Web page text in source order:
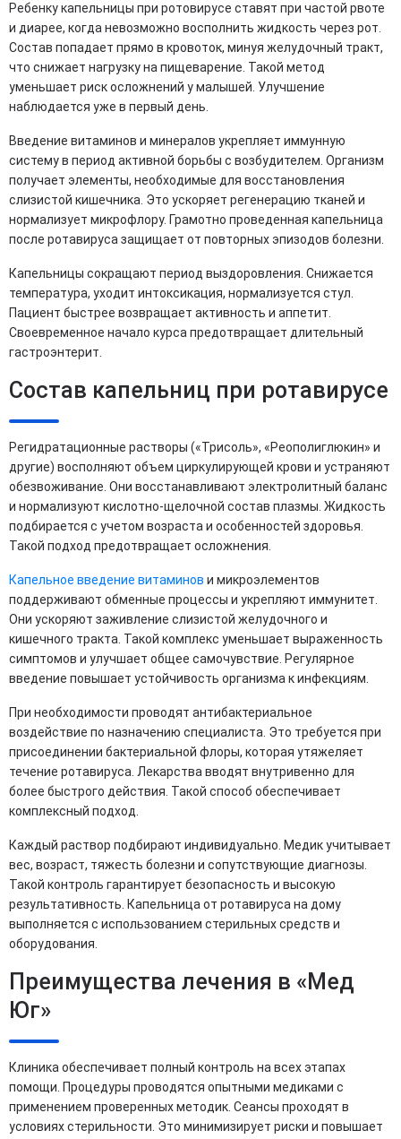
Ребенку капельницы при ротовирусе ставят при частой рвоте
и диарее, когда невозможно восполнить жидкость через рот.
Состав попадает прямо в кровоток, минуя желудочный тракт,
что снижает нагрузку на пищеварение. Такой метод
уменьшает риск осложнений у малышей. Улучшение
наблюдается уже в первый день.
Введение витаминов и минералов укрепляет иммунную
систему в период активной борьбы с возбудителем. Организм
получает элементы, необходимые для восстановления
слизистой кишечника. Это ускоряет регенерацию тканей и
нормализует микрофлору. Грамотно проведенная капельница
после ротавируса защищает от повторных эпизодов болезни.
Капельницы сокращают период выздоровления. Снижается
температура, уходит интоксикация, нормализуется стул.
Пациент быстрее возвращает активность и аппетит.
Своевременное начало курса предотвращает длительный
гастроэнтерит.
Состав капельниц при ротавирусе
Регидратационные растворы («Трисоль», «Реополиглюкин» и
другие) восполняют объем циркулирующей крови и устраняют
обезвоживание. Они восстанавливают электролитный баланс
и нормализуют кислотно-щелочной состав плазмы. Жидкость
подбирается с учетом возраста и особенностей здоровья.
Такой подход предотвращает осложнения.
Капельное введение витаминов и микроэлементов
поддерживают обменные процессы и укрепляют иммунитет.
Они ускоряют заживление слизистой желудочного и
кишечного тракта. Такой комплекс уменьшает выраженность
симптомов и улучшает общее самочувствие. Регулярное
введение повышает устойчивость организма к инфекциям.
При необходимости проводят антибактериальное
воздействие по назначению специалиста. Это требуется при
присоединении бактериальной флоры, которая утяжеляет
течение ротавируса. Лекарства вводят внутривенно для
более быстрого действия. Такой способ обеспечивает
комплексный подход.
Каждый раствор подбирают индивидуально. Медик учитывает
вес, возраст, тяжесть болезни и сопутствующие диагнозы.
Такой контроль гарантирует безопасность и высокую
результативность. Капельница от ротавируса на дому
выполняется с использованием стерильных средств и
оборудования.
Преимущества лечения в «Мед
Юг»
Клиника обеспечивает полный контроль на всех этапах
помощи. Процедуры проводятся опытными медиками с
применением проверенных методик. Сеансы проходят в
условиях стерильности. Это минимизирует риски и повышает